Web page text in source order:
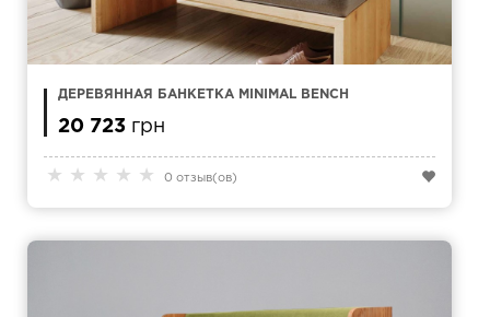
★ ★ ★ ★ ★ 0 отзыв(ов)
ДЕРЕВЯННАЯ БАНКЕТКА MINIMAL BENCH
20 723 грн